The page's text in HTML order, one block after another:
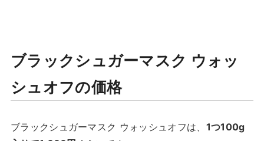
ブラックシュガーマスク ウォッ
シュオフの価格
ブラックシュガーマスク ウォッシュオフは、 1つ100g